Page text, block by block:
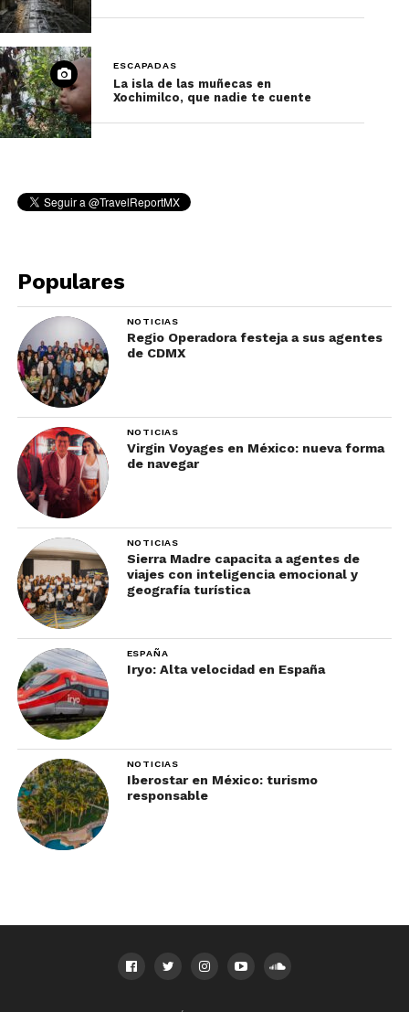
ESCAPADAS
La isla de las muñecas en
Xochimilco, que nadie te cuente
Populares
NOTICIAS
Regio Operadora festeja a sus agentes
de CDMX
NOTICIAS
Virgin Voyages en México: nueva forma
de navegar
NOTICIAS
Sierra Madre capacita a agentes de
viajes con inteligencia emocional y
geografía turística
ESPAÑA
Iryo: Alta velocidad en España
NOTICIAS
Iberostar en México: turismo
responsable